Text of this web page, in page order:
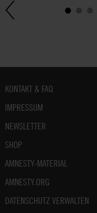
Fußbereich
KONTAKT & FAQ
IMPRESSUM
NEWSLETTER
SHOP
AMNESTY-MATERIAL
AMNESTY.ORG
DATENSCHUTZ VERWALTEN